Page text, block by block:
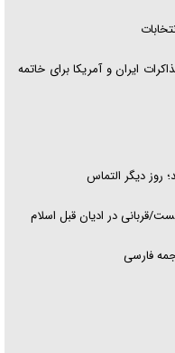
ایران و آمریکا برای خاتمه
روز دیگر التماس
قربانی در ادیان قبل اسلام
فارسی